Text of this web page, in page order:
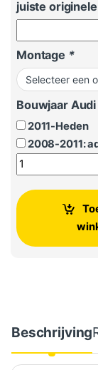
juiste
Montage *
Bouwjaar Audi
2011-Heden
2008-2011:
Originele Audi
Beschrijving